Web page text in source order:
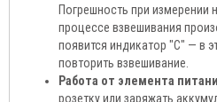
Погрешность при измерении
процессе взвешивания
появится индикатор "C" — в
повторить взвешивание.
Работа от элемента
розетку или заряжать